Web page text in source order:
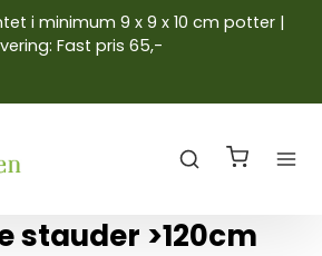
i minimum 9 x 9 x 10 cm potter |
Fast pris 65,-
stauder >120cm